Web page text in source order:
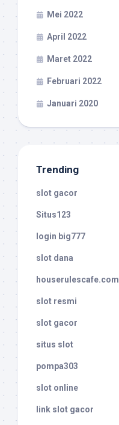
Mei 2022
April 2022
Maret 2022
Februari 2022
Januari 2020
Trending
slot gacor
Situs123
login big777
slot dana
houserulescafe.com
slot resmi
slot gacor
situs slot
pompa303
slot online
link slot gacor